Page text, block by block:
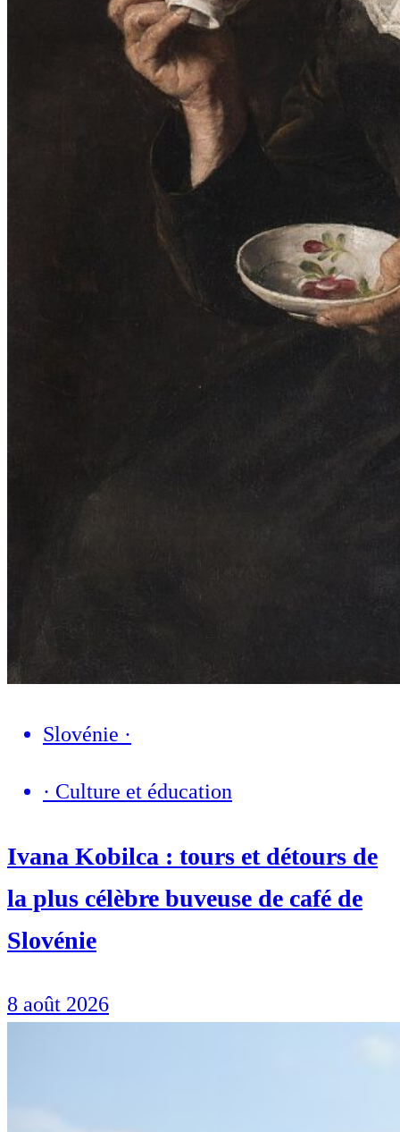
Slovénie ·
· Culture et éducation
Ivana Kobilca : tours et détours de
la plus célèbre buveuse de café de
Slovénie
8 août 2026